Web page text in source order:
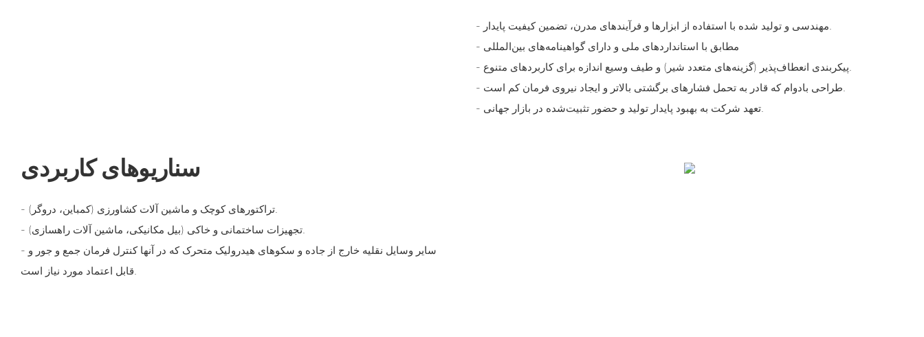
- مهندسی و تولید شده با استفاده از ابزارها و فرآیندهای مدرن، تضمین کیفیت پایدار.
- مطابق با استانداردهای ملی و دارای گواهینامه‌های بین‌المللی
- پیکربندی انعطاف‌پذیر (گزینه‌های متعدد شیر) و طیف وسیع اندازه برای کاربردهای متنوع.
- طراحی بادوام که قادر به تحمل فشارهای برگشتی بالاتر و ایجاد نیروی فرمان کم است.
- تعهد شرکت به بهبود پایدار تولید و حضور تثبیت‌شده در بازار جهانی.
سناریوهای کاربردی
- تراکتورهای کوچک و ماشین آلات کشاورزی (کمباین، دروگر).
- تجهیزات ساختمانی و خاکی (بیل مکانیکی، ماشین آلات راهسازی).
- سایر وسایل نقلیه خارج از جاده و سکوهای هیدرولیک متحرک که در آنها کنترل فرمان جمع و جور و
قابل اعتماد مورد نیاز است.